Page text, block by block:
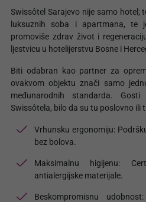
Swissôtel Sarajevo nije samo hotel;
luksuznih soba i apartmana, te
promoviše zdrav život i
ljestvicu u hotelijerstvu Bosne i
Biti odabran kao partner za
ovakvom objektu znači samo
međunarodnih standarda.
Swissôtela, bilo da su tu poslovno ili
Vrhunsku ergonomiju:
bez bolova.
Maksimalnu higijenu:
antialergijske materijale.
Beskompromisnu